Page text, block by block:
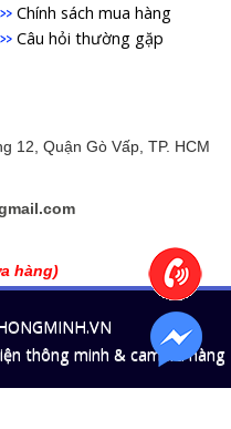
Chính sách mua hàng
Câu hỏi thường gặp
12, Quận Gò Vấp, TP. HCM
hàng)
thông minh & camera hàng